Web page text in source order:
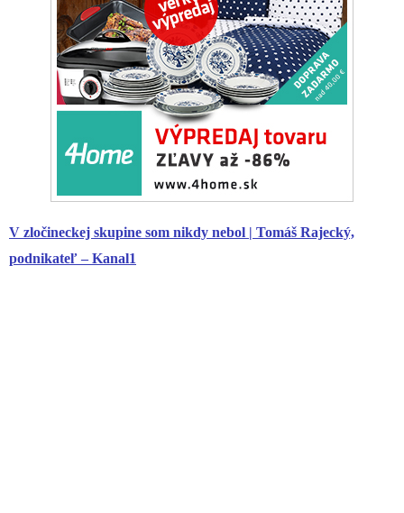
V zločineckej skupine som nikdy nebol | Tomáš Rajecký,
podnikateľ – Kanal1